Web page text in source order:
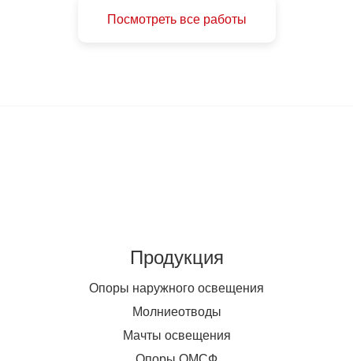
Посмотреть все работы
Продукция
Опоры наружного освещения
Молниеотводы
Мачты освещения